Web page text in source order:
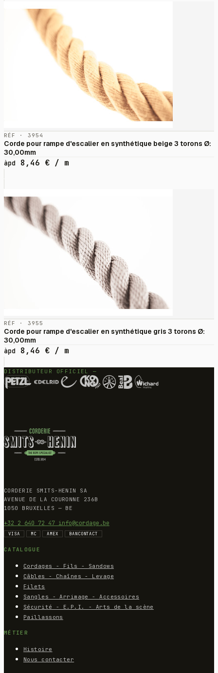
RÉF · 3954
Corde pour rampe d'escalier en synthétique beige 3 torons Ø:
30,00mm
àpd
8,46 € / m
RÉF · 3955
Corde pour rampe d'escalier en synthétique gris 3 torons Ø:
30,00mm
àpd
8,46 € / m
DISTRIBUTEUR OFFICIEL —
CORDERIE SMITS-HENIN SA
AVENUE DE LA COURONNE 236B
1050 BRUXELLES — BE
+32 2 640 72 47 info@cordage.be
VISA MC AMEX BANCONTACT
CATALOGUE
Cordages - Fils - Sandows
Câbles - Chaînes - Levage
Filets
Sangles - Arrimage - Accessoires
Sécurité - E.P.I. - Arts de la scène
Paillassons
MÉTIER
Histoire
Nous contacter